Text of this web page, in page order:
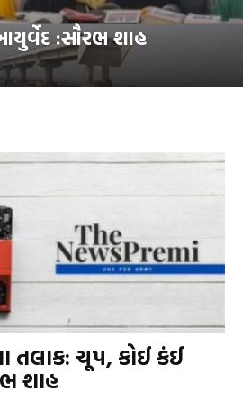
:સૌરભ શાહ
ચૂપ, કોઈ કંઈ
શાહ